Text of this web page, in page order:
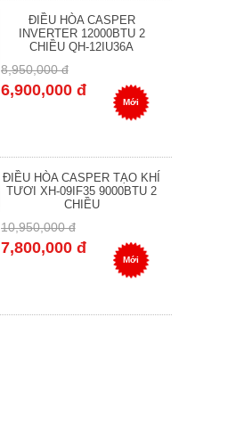
ĐIỀU HÒA CASPER
INVERTER 12000BTU 2
CHIỀU QH-12IU36A
8,950,000 đ
6,900,000 đ
Mới
ĐIỀU HÒA CASPER TẠO KHÍ
TƯƠI XH-09IF35 9000BTU 2
CHIỀU
10,950,000 đ
7,800,000 đ
Mới